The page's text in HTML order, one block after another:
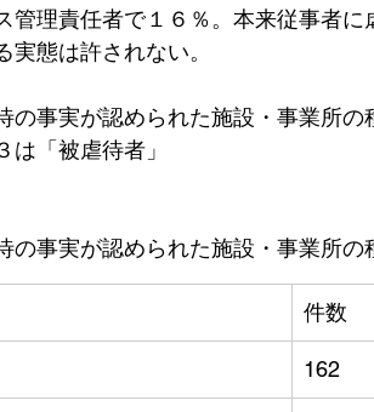
理責任者で１６％。本来従事者に
実態は許されない。
の事実が認められた施設・事業所
は「被虐待者」
の事実が認められた施設・事業所の
件数
162